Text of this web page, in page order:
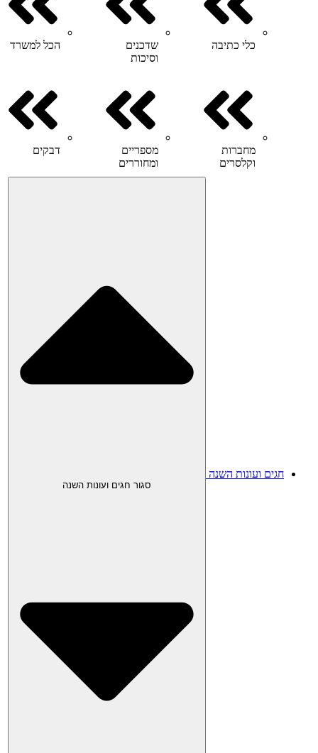
כלי כתיבה
שדכנים
וסיכות
הכל למשרד
מחברות
וקלסרים
מספריים
ומחוררים
דבקים
חגים ועונות השנה
סגור חגים ועונות השנה